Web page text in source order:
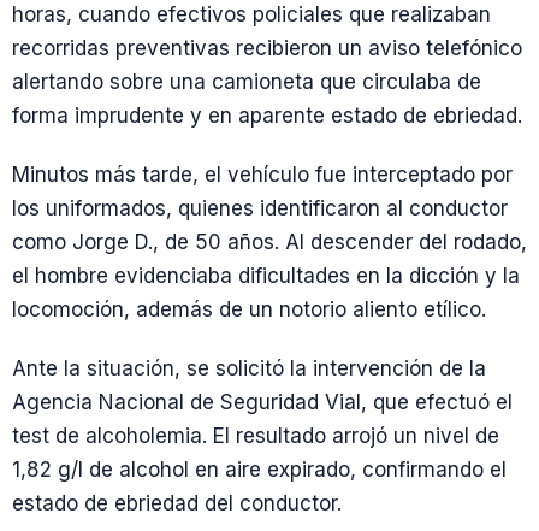
horas, cuando efectivos policiales que realizaban
recorridas preventivas recibieron un aviso telefónico
alertando sobre una camioneta que circulaba de
forma imprudente y en aparente estado de ebriedad.
Minutos más tarde, el vehículo fue interceptado por
los uniformados, quienes identificaron al conductor
como Jorge D., de 50 años. Al descender del rodado,
el hombre evidenciaba dificultades en la dicción y la
locomoción, además de un notorio aliento etílico.
Ante la situación, se solicitó la intervención de la
Agencia Nacional de Seguridad Vial, que efectuó el
test de alcoholemia. El resultado arrojó un nivel de
1,82 g/l de alcohol en aire expirado, confirmando el
estado de ebriedad del conductor.